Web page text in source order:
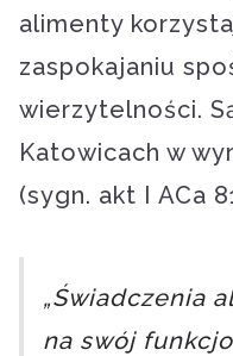
alimenty
zaspokajaniu
wierzytelności.
Katowicach w
(sygn. akt I ACa
„Świadczenia
na swój